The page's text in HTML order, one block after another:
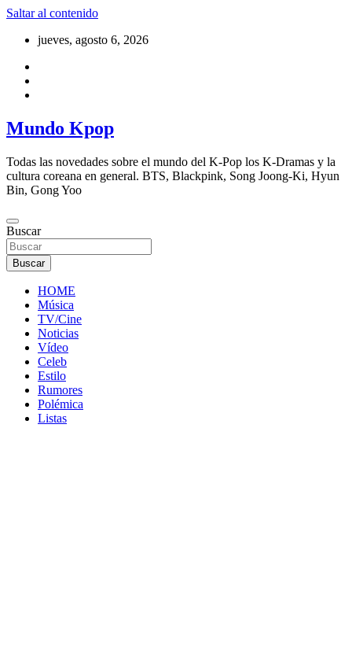
Saltar al contenido
jueves, agosto 6, 2026
Mundo Kpop
Todas las novedades sobre el mundo del K-Pop los K-Dramas y la
cultura coreana en general. BTS, Blackpink, Song Joong-Ki, Hyun
Bin, Gong Yoo
Buscar
Buscar
HOME
Música
TV/Cine
Noticias
Vídeo
Celeb
Estilo
Rumores
Polémica
Listas